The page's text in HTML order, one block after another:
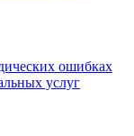
ошибках
услуг